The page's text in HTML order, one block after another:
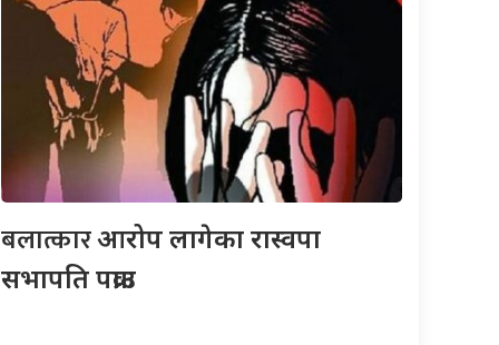
बलात्कारआरोप लागेका रास्वपा
सभापति पक्राउ